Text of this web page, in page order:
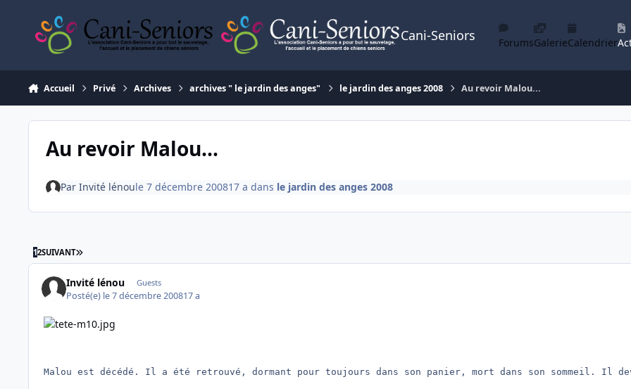
Cani-Seniors ForumsGalerieCalendrier
Accueil Privé Archives archives " le jardin des anges" le jardin des anges 2008 Au revoir Malou...
Au revoir Malou...
Par Invité lénoule 7 décembre 200817 a dans le jardin des anges 2008
12SUIVANT DERNIÈRE PAGE
Invité lénou Guests
Posté(e) le 7 décembre 200817 a
Malou est décédé. Il a été retrouvé, dormant pour toujours dans son panier, mort dans son sommeil.